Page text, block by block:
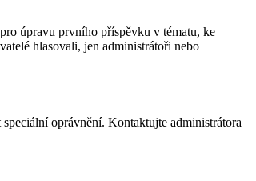
úpravu prvního příspěvku v tématu, ke
hlasovali, jen administrátoři nebo
oprávnění. Kontaktujte administrátora